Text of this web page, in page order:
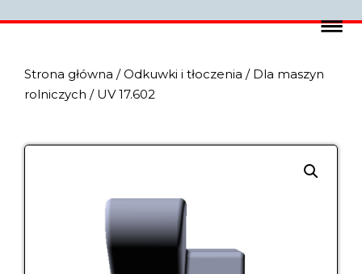
Strona główna /Odkuwki i tłoczenia / Dla maszyn
rolniczych / UV 17.602